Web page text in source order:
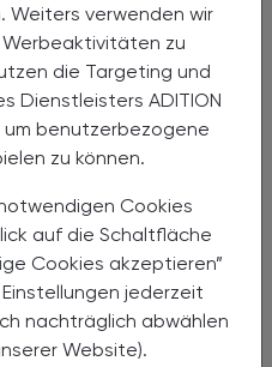
Weiters verwenden wir
Werbeaktivitäten zu
die Targeting und
Dienstleisters ADITION
um benutzerbezogene
zu können.
Cookies
auf die Schaltfläche
Cookies akzeptieren”
jederzeit
nachträglich abwählen
Website).
, 9.00 bis 18.00 Uhr EVENTS
Basiskurs